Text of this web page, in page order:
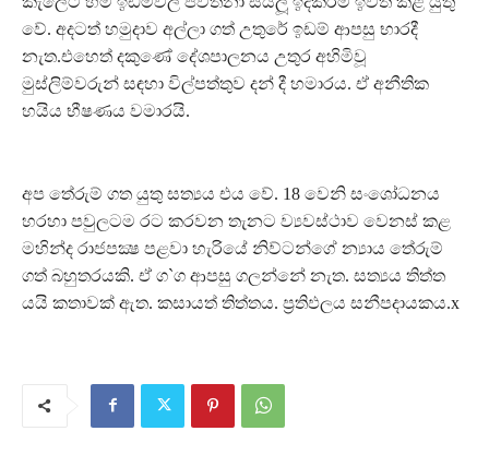
වේ. අදටත් හමුදාව අල්ලා ගත් උතුරේ ඉඩම් ආපසු භාරදී
නැත.එහෙත් දකුණේ දේශපාලනය උතුර අහිමිවූ
මුස්ලිම්වරුන් සඳහා විල්පත්තුව දන් දී හමාරය. ඒ අනීතික
හයිය භීෂණය වමාරයි.
අප තේරුම් ගත යුතු සත්‍යය එය වේ. 18 වෙනි සංශෝධනය
හරහා පවුලටම රට කරවන තැනට ව්‍යවස්ථාව වෙනස් කළ
මහින්ද රාජපක්‍ෂ පළවා හැරියේ නිව්ටන්ගේ න්‍යාය තේරුම්
ගත් බහුතරයකි. ඒ ග`ග ආපසු ගලන්නේ නැත. සත්‍යය තිත්ත
යයි කතාවක් ඇත. කසායත් තිත්තය. ප‍්‍රතිඵලය සනීපදායකය.x